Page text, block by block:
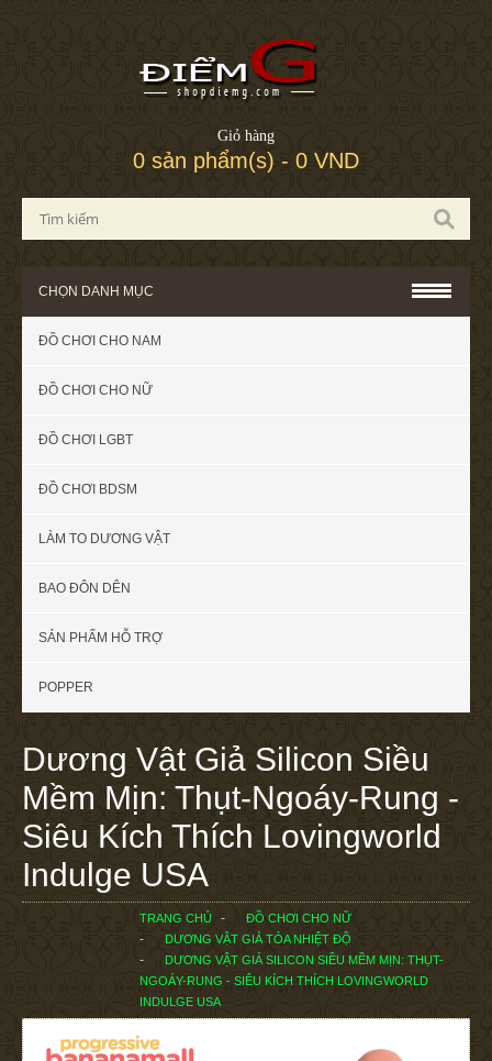
Giỏ hàng
0 sản phẩm(s) - 0 VND
CHỌN DANH MỤC
ĐỒ CHƠI CHO NAM
ĐỒ CHƠI CHO NỮ
ĐỒ CHƠI LGBT
ĐỒ CHƠI BDSM
LÀM TO DƯƠNG VẬT
BAO ĐÔN DÊN
SẢN PHẨM HỖ TRỢ
POPPER
Dương Vật Giả Silicon Siều
Mềm Mịn: Thụt-Ngoáy-Rung -
Siêu Kích Thích Lovingworld
Indulge USA
TRANG CHỦ
ĐỒ CHƠI CHO NỮ
DƯƠNG VẬT GIẢ TỎA NHIỆT ĐỘ
DƯƠNG VẬT GIẢ SILICON SIỀU MỀM MỊN: THỤT-
NGOÁY-RUNG - SIÊU KÍCH THÍCH LOVINGWORLD
INDULGE USA